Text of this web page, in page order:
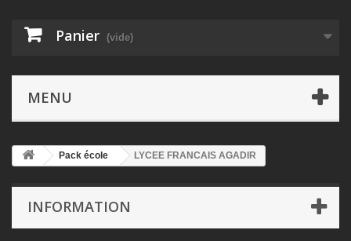
Panier (vide)
MENU
Pack école LYCEE FRANCAIS AGADIR
INFORMATION